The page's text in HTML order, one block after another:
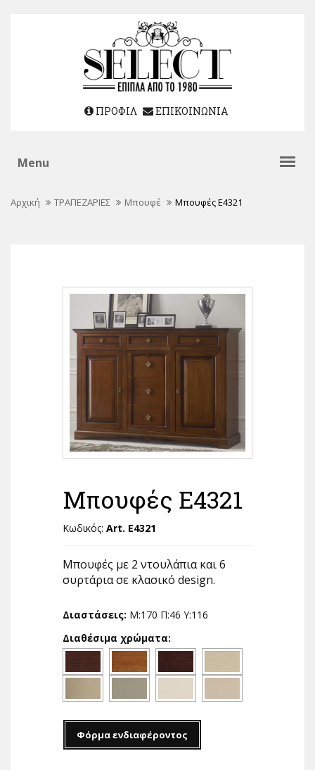
ΠΡΟΦΙΛ ΕΠΙΚΟΙΝΩΝΙΑ
Αρχική ΤΡΑΠΕΖΑΡΙΕΣ Μπουφέ Μπουφές E4321
Μπουφές E4321
Κωδικός: Art. E4321
Μπουφές με 2 ντουλάπια και 6
συρτάρια σε κλασικό design.
Διαστάσεις: Μ:170 Π:46 Υ:116
Διαθέσιμα χρώματα:
Φόρμα ενδιαφέροντος